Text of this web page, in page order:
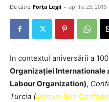
De către Forța Legii - aprilie 23, 2019
In contextul aniversării a
Organizației Internationale
Labour Organization),
Turcia (Memur-Sen